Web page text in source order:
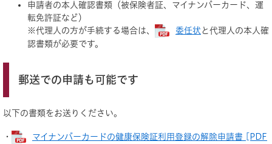
申請者の本人確認書類（被保険者証、マイナンバーカード、運
転免許証など）
※代理人の方が手続する場合は、
委任状と代理人の本人確
認書類が必要です。
郵送での申請も可能です
以下の書類をお送りください。
・
マイナンバーカードの健康保険証利用登録の解除申請書 [PDF